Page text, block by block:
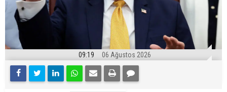
09:19 06 Ağustos 2026